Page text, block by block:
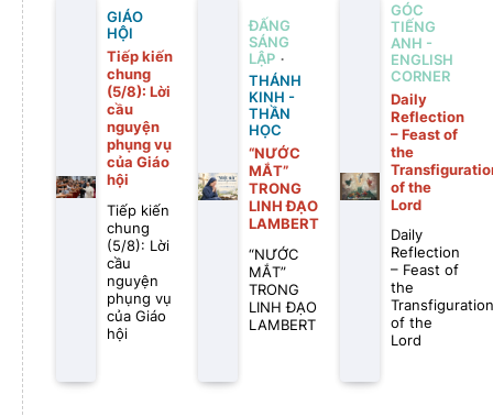
GIÁO
HỘI
Tiếp kiến
chung
(5/8): Lời
cầu
nguyện
phụng vụ
của Giáo
hội
Tiếp kiến
chung
(5/8): Lời
cầu
nguyện
phụng vụ
của Giáo
hội
ĐẤNG
SÁNG
LẬP
THÁNH
KINH -
THẦN
HỌC
“NƯỚC
MẮT”
TRONG
LINH ĐẠO
LAMBERT
“NƯỚC
MẮT”
TRONG
LINH ĐẠO
LAMBERT
GÓC
TIẾNG
ANH -
ENGLISH
CORNER
Daily
Reflection
– Feast of
the
of the
Lord
Daily
Reflection
– Feast of
the
Transfiguration
of the
Lord